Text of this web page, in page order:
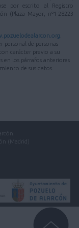
por escrito al Registro
(Plaza Mayor, nº1-28223
personal de personas
carácter previo a su
en los párrafos anteriores
de sus datos.
(Madrid)